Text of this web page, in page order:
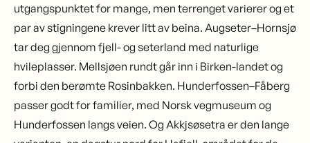
utgangspunktet for mange, men terrenget varierer og et
par av stigningene krever litt av beina. Augseter–Hornsjø
tar deg gjennom fjell- og seterland med naturlige
hvileplasser. Mellsjøen rundt går inn i Birken-landet og
forbi den berømte Rosinbakken. Hunderfossen–Fåberg
passer godt for familier, med Norsk vegmuseum og
Hunderfossen langs veien. Og Akkjsøsetra er den lange